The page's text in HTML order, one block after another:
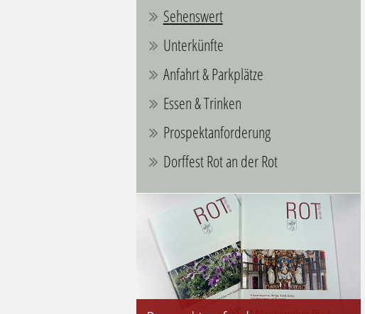
Sehenswert
Unterkünfte
Anfahrt & Parkplätze
Essen & Trinken
Prospektanforderung
Dorffest Rot an der Rot